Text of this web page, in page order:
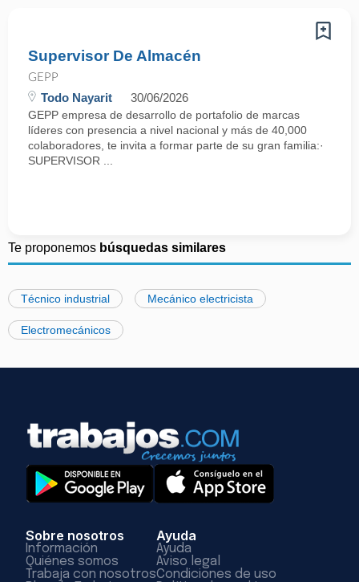
Supervisor De Almacén
GEPP
Todo Nayarit 30/06/2026
GEPP empresa de desarrollo de portafolio de marcas
líderes con presencia a nivel nacional y más de 40,000
colaboradores, te invita a formar parte de su gran familia:·
SUPERVISOR ...
Te proponemos búsquedas similares
Técnico industrial Mecánico electricista
Electromecánicos
Sobre nosotros
Información
Quiénes somos
Trabaja con nosotros
Ayuda
Ayuda
Aviso legal
Condiciones de uso